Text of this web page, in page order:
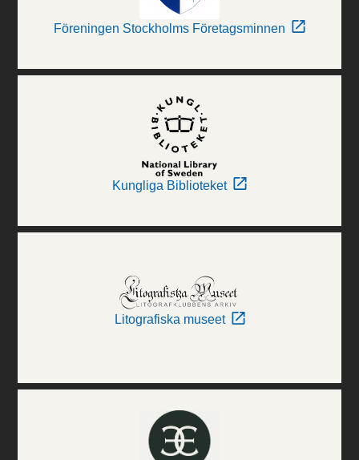
Föreningen Stockholms Företagsminnen
Kungliga Biblioteket
Litografiska museet